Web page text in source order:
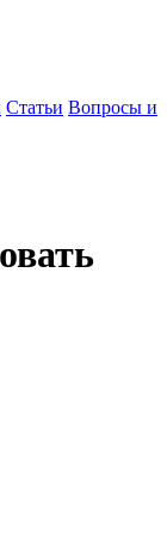
Статьи Вопросы и